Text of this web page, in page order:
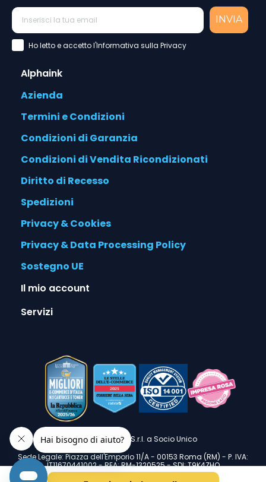
INVIA
Accettazione Privacy Policy
Ho letto e accetto l'Informativa sulla Privacy
Alphaink
Azienda
Termini e Condizioni
Condizioni di Garanzia
Condizioni di Vendita Ricondizionati
Diritto di Recesso
Spedizioni
Privacy & Cookies
Privacy & Data Processing Policy
Sostegno UE
Il mio account
Servizi
© 2026 Alphaink S.r.l. a Socio Unico
Sede Legale: Piazza dell'Emporio 11/A - 00153 Roma (RM) - P. IVA:
IT11670441002 - REA: RM-1320525 - SDI: T9K4ZHO